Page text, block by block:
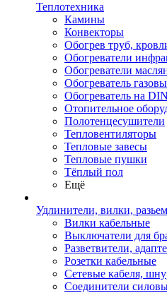
Теплотехника
Камины
Конвекторы
Обогрев труб,
Обогреватели
Обогреватели
Обогреватель
Обогреватель на
Отопительное
Полотенцесушители
Тепловентиляторы
Тепловые завесы
Тепловые пушки
Тёплый пол
Ещё
Удлинители, вилки,
Вилки кабельные
Выключатели для
Разветвители,
Розетки кабельные
Сетевые кабеля,
Соединители